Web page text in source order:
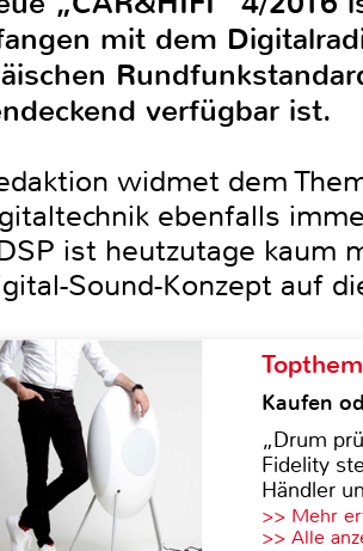
mit dem
verfügbar ist.
widmet dem
ebenfalls
ist heutzutage kaum
Sound-Konzept auf
Kaufen
„Drum
Fidelity
Händler
>> Mehr
>> Alle